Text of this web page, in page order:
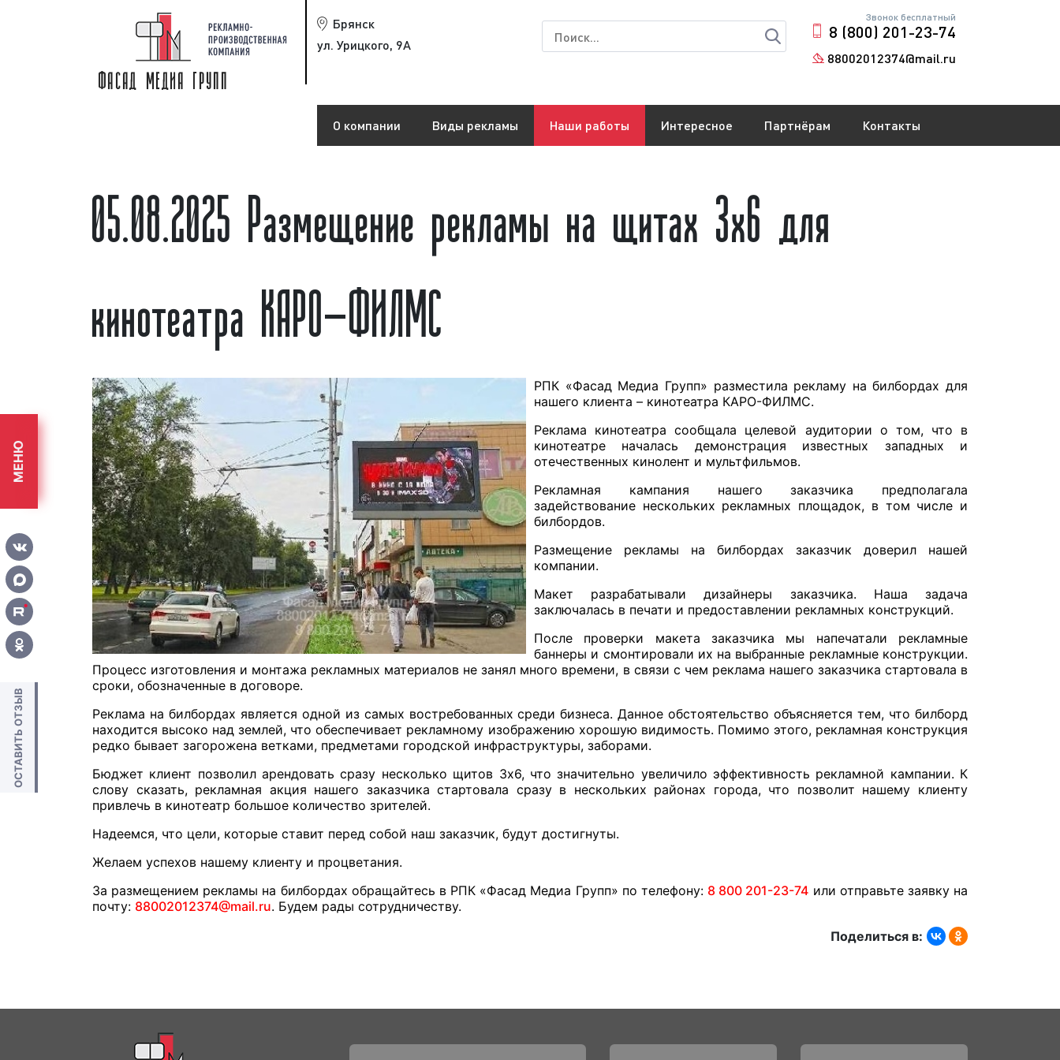
Брянск
ул. Урицкого, 9А
Звонок бесплатный
8 (800) 201-23-74
88002012374@mail.ru
О компании Виды рекламы Наши работы Интересное Партнёрам Контакты
05.08.2025 Размещение рекламы на щитах 3х6 для
кинотеатра КАРО-ФИЛМС
РПК «Фасад Медиа Групп» разместила рекламу на билбордах для
нашего клиента – кинотеатра КАРО-ФИЛМС.
Реклама кинотеатра сообщала целевой аудитории о том, что в
кинотеатре началась демонстрация известных западных и
отечественных кинолент и мультфильмов.
Рекламная кампания нашего заказчика предполагала
задействование нескольких рекламных площадок, в том числе и
билбордов.
Размещение рекламы на билбордах заказчик доверил нашей
компании.
Макет разрабатывали дизайнеры заказчика. Наша задача
заключалась в печати и предоставлении рекламных конструкций.
После проверки макета заказчика мы напечатали рекламные
баннеры и смонтировали их на выбранные рекламные конструкции.
Процесс изготовления и монтажа рекламных материалов не занял много времени, в связи с чем реклама нашего заказчика стартовала в
сроки, обозначенные в договоре.
Реклама на билбордах является одной из самых востребованных среди бизнеса. Данное обстоятельство объясняется тем, что билборд
находится высоко над землей, что обеспечивает рекламному изображению хорошую видимость. Помимо этого, рекламная конструкция
редко бывает загорожена ветками, предметами городской инфраструктуры, заборами.
Бюджет клиент позволил арендовать сразу несколько щитов 3х6, что значительно увеличило эффективность рекламной кампании. К
слову сказать, рекламная акция нашего заказчика стартовала сразу в нескольких районах города, что позволит нашему клиенту
привлечь в кинотеатр большое количество зрителей.
Надеемся, что цели, которые ставит перед собой наш заказчик, будут достигнуты.
Желаем успехов нашему клиенту и процветания.
За размещением рекламы на билбордах обращайтесь в РПК «Фасад Медиа Групп» по телефону: 8 800 201-23-74 или отправьте заявку на
почту: 88002012374@mail.ru. Будем рады сотрудничеству.
Поделиться в:
МЕНЮ
ОСТАВИТЬ ОТЗЫВ